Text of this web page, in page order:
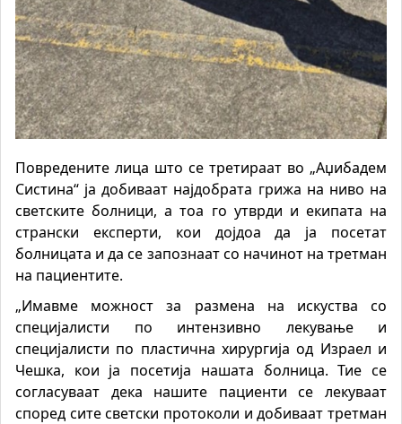
Повредените лица што се третираат во „Аџибадем
Систина“ ја добиваат најдобрата грижа на ниво на
светските болници, а тоа го утврди и екипата на
странски експерти, кои дојдоа да ја посетат
болницата и да се запознаат со начинот на третман
на пациентите.
„Имавме можност за размена на искуства со
специјалисти по интензивно лекување и
специјалисти по пластична хирургија од Израел и
Чешка, кои ја посетија нашата болница. Тие се
согласуваат дека нашите пациенти се лекуваат
според сите светски протоколи и добиваат третман